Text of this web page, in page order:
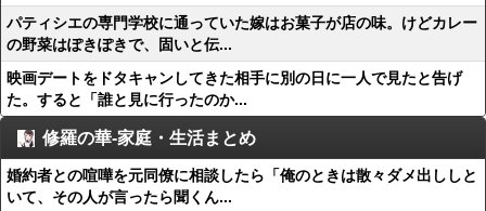
パティシエの専門学校に通っていた嫁はお菓子が店の味。けどカレー
の野菜はぽきぽきで、固いと伝...
映画デートをドタキャンしてきた相手に別の日に一人で見たと告げ
た。すると「誰と見に行ったのか...
修羅の華-家庭・生活まとめ
婚約者との喧嘩を元同僚に相談したら「俺のときは散々ダメ出ししと
いて、その人が言ったら聞くん...